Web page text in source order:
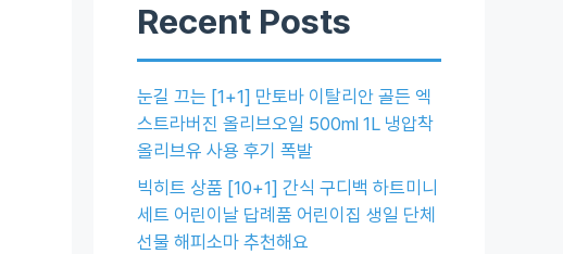
Recent Posts
눈길 끄는 [1+1] 만토바 이탈리안 골든 엑
스트라버진 올리브오일 500ml 1L 냉압착
올리브유 사용 후기 폭발
빅히트 상품 [10+1] 간식 구디백 하트미니
세트 어린이날 답례품 어린이집 생일 단체
선물 해피소마 추천해요